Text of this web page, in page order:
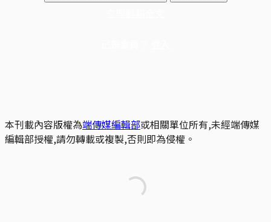
本刊載內容版權為端傳媒編輯部或相關單位所有,未經端傳媒
編輯部授權,請勿轉載或複製,否則即為侵權。